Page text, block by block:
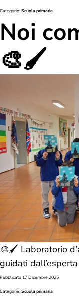
Categorie:Scuola primaria
Noi
🎨🖌️
🎨🖌️ Laboratorio
guidati
Pubblicato 17 Dicembre 2025
Categorie:Scuola primaria